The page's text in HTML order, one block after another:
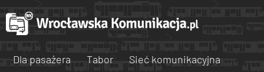
Dla pasażera Tabor
Sieć komunikacyjna